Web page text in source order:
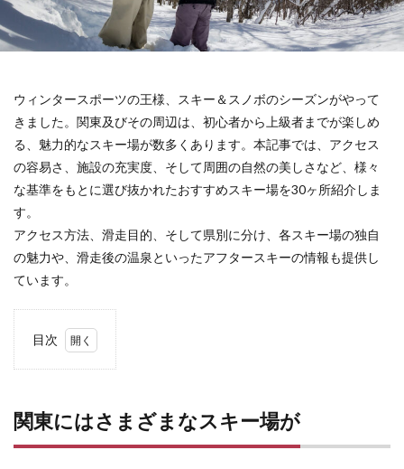
ウィンタースポーツの王様、スキー＆スノボのシーズンがやって
きました。関東及びその周辺は、初心者から上級者までが楽しめ
る、魅力的なスキー場が数多くあります。本記事では、アクセス
の容易さ、施設の充実度、そして周囲の自然の美しさなど、様々
な基準をもとに選び抜かれたおすすめスキー場を30ヶ所紹介しま
す。
アクセス方法、滑走目的、そして県別に分け、各スキー場の独自
の魅力や、滑走後の温泉といったアフタースキーの情報も提供し
ています。
目次
さま
ざま
なス
関東にはさまざまなスキー場が